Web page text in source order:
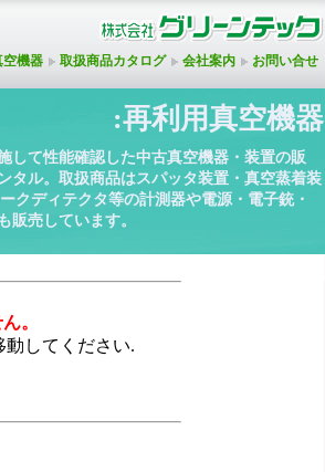
空機器 取扱商品カタログ 会社案内 お問い合せ
:再利用真空機器
して性能確認した中古真空機器・装置の販
タル。取扱商品はスパッタ装置・真空蒸着装
クディテクタ等の計測器や電源・電子銃・
販売しています。
。
してください.